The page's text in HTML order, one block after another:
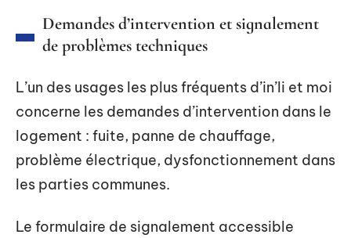
Demandes d’intervention et signalement
de problèmes techniques
L’un des usages les plus fréquents d’in’li et moi
concerne les demandes d’intervention dans le
logement : fuite, panne de chauffage,
problème électrique, dysfonctionnement dans
les parties communes.
Le formulaire de signalement accessible